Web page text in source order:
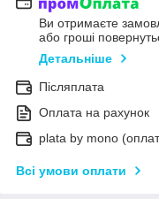
Ви отримаєте
або гроші
Детальніше
Післяплата
Оплата на рахунок
plata by mono
Всі умови оплати